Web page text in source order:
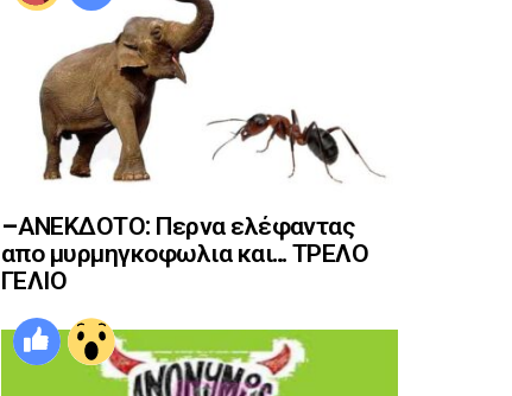
–ΑΝΕΚΔΟΤΟ: Περνα ελέφαντας
απο μυρμηγκοφωλια και… ΤΡΕΛΟ
ΓΕΛΙΟ